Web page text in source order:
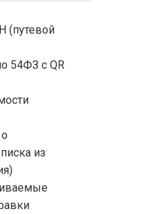
(путевой
54ФЗ с QR
из